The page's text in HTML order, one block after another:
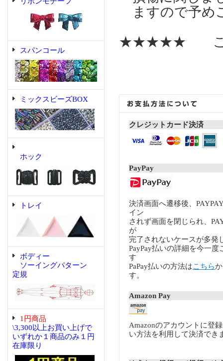
スパンコール
ミックスビーズBOX
ホック
トレイ
ボディー
ソーイングパターン
定規
1円商品
\3,300以上お買い上げで
いずれか１商品のみ１円
在庫限り
ますので予め
★★★★★ こ
クレジットカード決済
PayPay
決済画面へ遷移後、
イン
されず画面を閉じられ、
が
完了されないケースが多発
PayPay払いの詳細を今一度
す
PaPay払いの方法はこちら
す。
Amazon Pay
Amazonのアカウントに登
い方法を利用して決済でき